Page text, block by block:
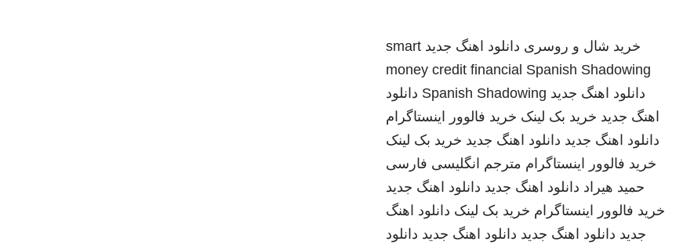
خرید شال و روسری دانلود اهنگ جدید smart
money credit financial Spanish Shadowing
دانلود اهنگ جدید Spanish Shadowing دانلود
اهنگ جدید خرید بک لینک خرید فالوور اینستاگرام
دانلود اهنگ جدید دانلود اهنگ جدید خرید بک لینک
خرید فالوور اینستاگرام مترجم انگلیسی فارسی
حمید هیراد دانلود اهنگ جدید دانلود اهنگ جدید
خرید فالوور اینستاگرام خرید بک لینک دانلود اهنگ
جدید دانلود اهنگ جدید دانلود اهنگ جدید دانلود